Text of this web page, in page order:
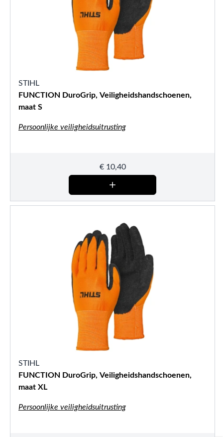
STIHL
FUNCTION DuroGrip, Veiligheidshandschoenen,
maat S
Persoonlijke veiligheidsuitrusting
€10,40
STIHL
FUNCTION DuroGrip, Veiligheidshandschoenen,
maat XL
Persoonlijke veiligheidsuitrusting